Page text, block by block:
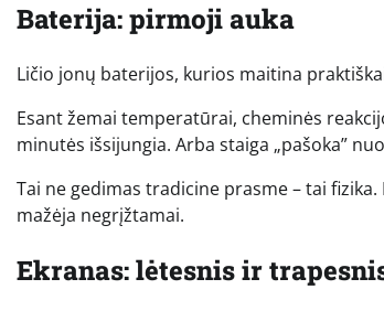
Baterija: pirmoji auka
Ličio jonų baterijos, kurios maitina
Esant žemai temperatūrai, cheminės
minutės išsijungia. Arba staiga „pašoka”
Tai ne gedimas tradicine prasme – tai
mažėja negrįžtamai.
Ekranas: lėtesnis ir